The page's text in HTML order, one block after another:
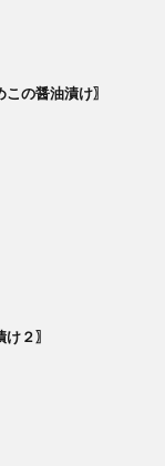
の醤油漬け〗
２〗